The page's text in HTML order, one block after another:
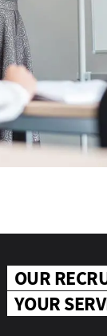
OUR
YOUR